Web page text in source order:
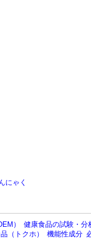
にゃく
）
健康食品の試験・分
（トクホ） 機能性成分